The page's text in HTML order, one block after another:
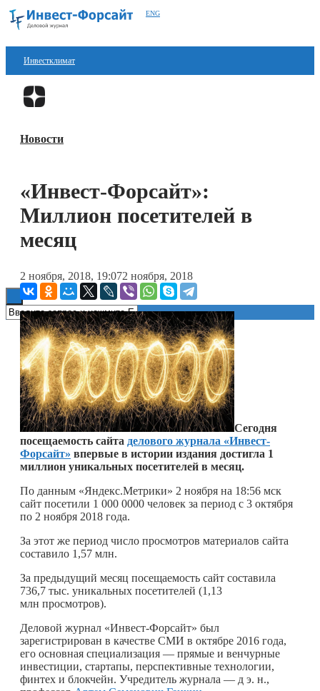
ENG
Инвестклимат
Финансы
Блокчейн
Новости
«Инвест-Форсайт»:
Миллион посетителей в
месяц
2 ноября, 2018, 19:072 ноября, 2018
Сегодня
посещаемость сайта делового журнала «Инвест-
Форсайт» впервые в истории издания достигла 1
миллион уникальных посетителей в месяц.
По данным «Яндекс.Метрики» 2 ноября на 18:56 мск
сайт посетили 1 000 0000 человек за период с 3 октября
по 2 ноября 2018 года.
За этот же период число просмотров материалов сайта
составило 1,57 млн.
За предыдущий месяц посещаемость сайт составила
736,7 тыс. уникальных посетителей (1,13
млн просмотров).
Деловой журнал «Инвест-Форсайт» был
зарегистрирован в качестве СМИ в октябре 2016 года,
его основная специализация — прямые и венчурные
инвестиции, стартапы, перспективные технологии,
финтех и блокчейн. Учредитель журнала — д э. н.,